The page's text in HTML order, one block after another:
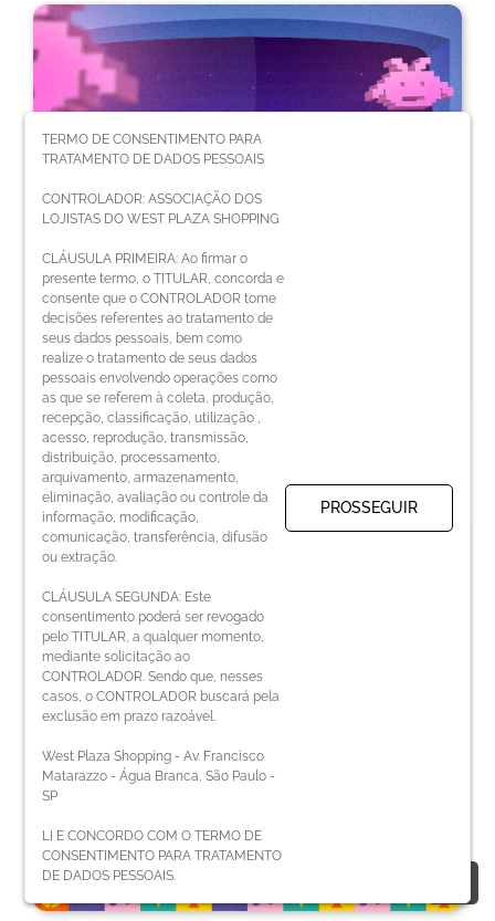
4ª edição Tarde de Lazer
Super Games
TERMO DE CONSENTIMENTO PARA
TRATAMENTO DE DADOS PESSOAIS
CONTROLADOR: ASSOCIAÇÃO DOS
LOJISTAS DO WEST PLAZA SHOPPING
CLÁUSULA PRIMEIRA: Ao firmar o
presente termo, o TITULAR, concorda e
consente que o CONTROLADOR tome
decisões referentes ao tratamento de
seus dados pessoais, bem como
realize o tratamento de seus dados
pessoais envolvendo operações como
as que se referem à coleta, produção,
recepção, classificação, utilização ,
acesso, reprodução, transmissão,
distribuição, processamento,
arquivamento, armazenamento,
eliminação, avaliação ou controle da
informação, modificação,
comunicação, transferência, difusão
ou extração.
CLÁUSULA SEGUNDA: Este
consentimento poderá ser revogado
pelo TITULAR, a qualquer momento,
mediante solicitação ao
CONTROLADOR. Sendo que, nesses
casos, o CONTROLADOR buscará pela
exclusão em prazo razoável.
West Plaza Shopping - Av. Francisco
Matarazzo - Água Branca, São Paulo -
SP
LI E CONCORDO COM O TERMO DE
CONSENTIMENTO PARA TRATAMENTO
DE DADOS PESSOAIS.
PROSSEGUIR